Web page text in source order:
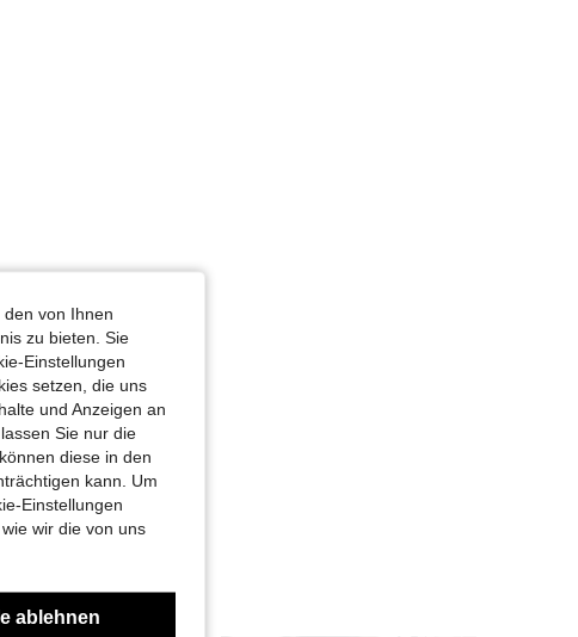
von Ihnen
zu bieten. Sie
Einstellungen
setzen, die uns
und Anzeigen an
Sie nur die
diese in den
kann. Um
Einstellungen
wir die von uns
ablehnen